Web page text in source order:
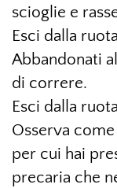
scioglie e
Esci dalla
Abbandonati
di correre.
Esci dalla
Osserva
per cui hai
precaria che